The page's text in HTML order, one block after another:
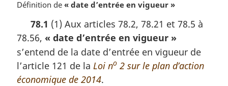
r
n
e
:
Définition de « date d’entrée en vigueur »
78.1 (1) Aux articles 78.2, 78.21 et 78.5 à
78.56, « date d’entrée en vigueur »
s’entend de la date d’entrée en vigueur de
l’article 121 de la Loi no 2 sur le plan d’action
économique de 2014.